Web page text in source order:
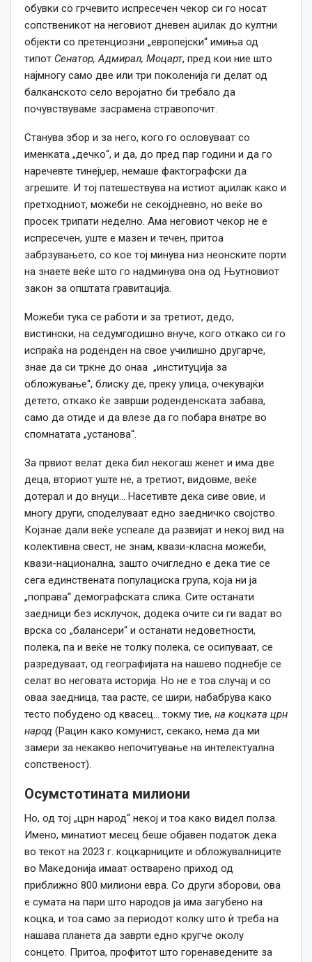
обувки со грчевито испресечен чекор си го носат
сопственикот на неговиот дневен аџилак до култни
објекти со претенциозни „европејски“ имиња од
типот Сенатор, Адмирал, Моцарт, пред кои ние што
најмногу само две или три поколенија ги делат од
балканското село веројатно би требало да
почувствуваме засрамена стравопочит.
Станува збор и за него, кого го ословуваат со
именката „дечко“, и да, до пред пар години и да го
наречевте тинејџер, немаше фактографски да
згрешите. И тој патешествува на истиот аџилак како и
претходниот, можеби не секојдневно, но веќе во
просек трипати неделно. Ама неговиот чекор не е
испресечен, уште е мазен и течен, притоа
забрзувањето, со кое тој минува низ неонските порти
на знаете веќе што го надминува она од Њутновиот
закон за општата гравитација.
Можеби тука се работи и за третиот, дедо,
вистински, на седумгодишно внуче, кого откако си го
испраќа на роденден на свое училишно другарче,
знае да си тркне до онаа „институција за
обложување“, блиску де, преку улица, очекувајќи
детето, откако ќе заврши роденденската забава,
само да отиде и да влезе да го побара внатре во
спомнатата „установа“.
За првиот велат дека бил некогаш женет и има две
деца, вториот уште не, а третиот, видовме, веќе
дотерал и до внуци… Насетивте дека сиве овие, и
многу други, споделуваат едно заедничко својство.
Којзнае дали веќе успеале да развијат и некој вид на
колективна свест, не знам, квази-класна можеби,
квази-национална, зашто очигледно е дека тие се
сега единствената популациска група, која ни ја
„поправа“ демографската слика. Сите останати
заедници без исклучок, додека очите си ги вадат во
врска со „балансери“ и останати недоветности,
полека, па и веќе не толку полека, се осипуваат, се
разредуваат, од географијата на нашево поднебје се
селат во неговата историја. Но не е тоа случај и со
оваа заедница, таа расте, се шири, набабрува како
тесто побудено од квасец… токму тие, на коцката црн
народ (Рацин како комунист, секако, нема да ми
замери за некакво непочитување на интелектуална
сопственост).
Осумстотината милиони
Но, од тој „црн народ“ некој и тоа како видел полза.
Имено, минатиот месец беше објавен податок дека
во текот на 2023 г. коцкарниците и обложувалниците
во Македонија имаат остварено приход од
приближно 800 милиони евра. Со други зборови, ова
е сумата на пари што народов ја има загубено на
коцка, и тоа само за периодот колку што ѝ треба на
нашава планета да заврти едно кругче околу
сонцето. Притоа, профитот што горенаведените за